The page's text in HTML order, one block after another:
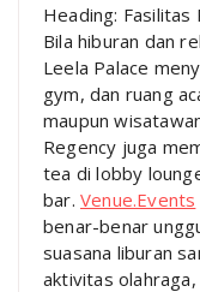
Heading: Fasilitas
Bila hiburan dan
Leela Palace
gym, dan ruang
maupun
Regency juga
tea di lobby
bar. Venue.Events
benar-benar
suasana liburan
aktivitas